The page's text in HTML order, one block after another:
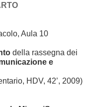
Aula 10
della rassegna dei
e
HDV, 42’, 2009)